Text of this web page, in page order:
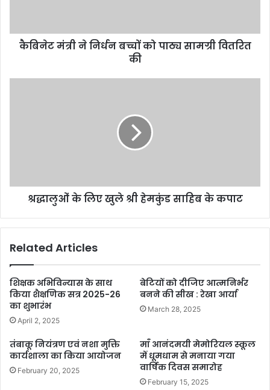
कैबिनेट मंत्री ने निर्धन बच्चों को पाठ्य सामग्री वितरित
की
श्रद्धालुओं के लिए खुले श्री हेमकुंड साहिब के कपाट
Related Articles
शिक्षक अभिविन्यास के साथ
किया शैक्षणिक सत्र 2025-26
का शुभारंभ
April 2, 2025
बेटियों को दीजिए आत्मनिर्भर
बनने की सीख : रेखा आर्या
March 28, 2025
तंबाकू नियंत्रण एवं नशा मुक्ति
कार्यशाला का किया आयोजन
February 20, 2025
माँ आनंदमयी मेमोरियल स्कूल
में धूमधाम से मनाया गया
वार्षिक दिवस समारोह
February 15, 2025